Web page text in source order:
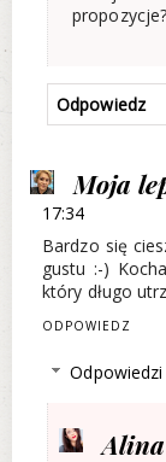
propozycje?
Odpowiedz
Moja
17:34
Bardzo się
gustu :-)
który długo
ODPOWIEDZ
Odpowiedzi